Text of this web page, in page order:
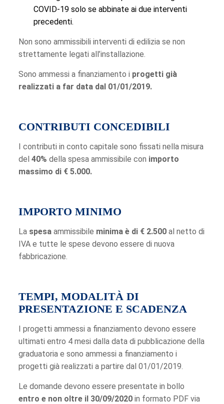
COVID-19 solo se abbinate ai due interventi
precedenti.
Non sono ammissibili interventi di edilizia se non
strettamente legati all’installazione.
Sono ammessi a finanziamento i progetti già
realizzati a far data dal 01/01/2019.
CONTRIBUTI CONCEDIBILI
I contributi in conto capitale sono fissati nella misura
del 40% della spesa ammissibile con importo
massimo di € 5.000.
IMPORTO MINIMO
La spesaammissibile minima è di € 2.500al netto di
IVA e tutte le spese devono essere di nuova
fabbricazione.
TEMPI, MODALITÀ DI
PRESENTAZIONE E SCADENZA
I progetti ammessi a finanziamento devono essere
ultimati entro 4 mesi dalla data di pubblicazione della
graduatoria e sono ammessi a finanziamento i
progetti già realizzati a partire dal 01/01/2019.
Le domande devono essere presentate in bollo
entro e non oltre il 30/09/2020in formato PDF via